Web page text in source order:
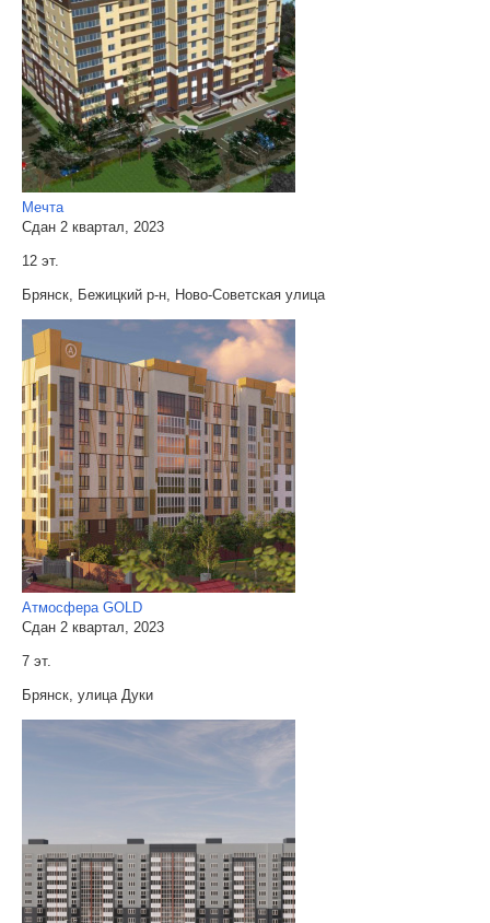
Мечта
Сдан 2 квартал, 2023
12 эт.
Брянск, Бежицкий р-н, Ново-Советская улица
Атмосфера GOLD
Сдан 2 квартал, 2023
7 эт.
Брянск, улица Дуки